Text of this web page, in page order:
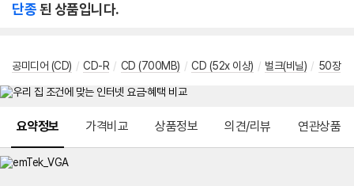
단종된 상품입니다.
공미디어 (CD) / CD-R / CD (700MB) / CD (52x 이상) / 벌크(비닐) / 50장
요약정보 가격비교 상품정보 의견/리뷰 연관상품